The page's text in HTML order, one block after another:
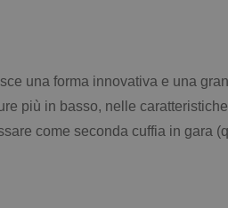
una forma innovativa e una
più in basso, nelle
come seconda cuffia in gara